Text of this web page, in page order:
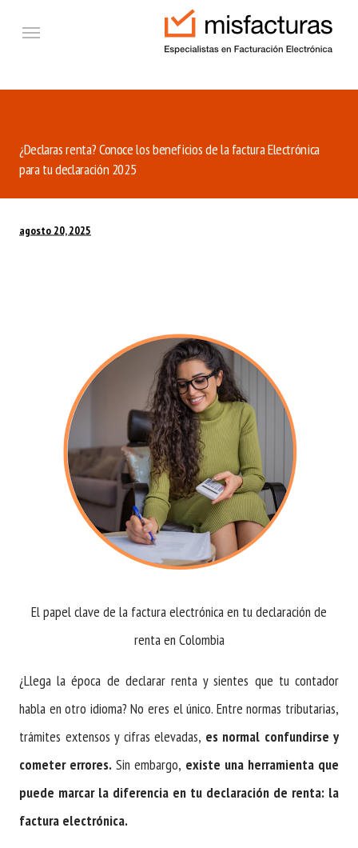
Ir al contenido principal
¿Declaras renta? Conoce los beneficios de la factura Electrónica
para tu declaración 2025
agosto 20, 2025
El papel clave de la factura electrónica en tu declaración de
renta en Colombia
¿Llega la época de declarar renta y sientes que tu contador
habla en otro idioma? No eres el único. Entre normas tributarias,
trámites extensos y cifras elevadas, es normal confundirse y
cometer errores. Sin embargo, existe una herramienta que
puede marcar la diferencia en tu declaración de renta: la
factura electrónica.